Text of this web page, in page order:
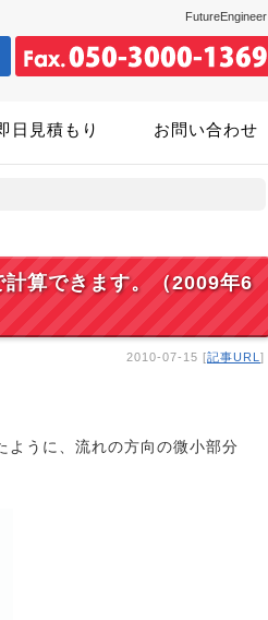
FutureEngineer
日見積もり お問い合わせ
算できます。（2009年6
2010-07-15 [記事URL ]
うに、流れの方向の微小部分